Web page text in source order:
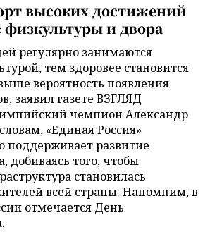
высоких достижений
физкультуры и двора
регулярно занимаются
тем здоровее становится
вероятность появления
заявил газете ВЗГЛЯД
чемпион Александр
«Единая Россия»
поддерживает развитие
добиваясь того, чтобы
становилась
всей страны. Напомним, в
отмечается День